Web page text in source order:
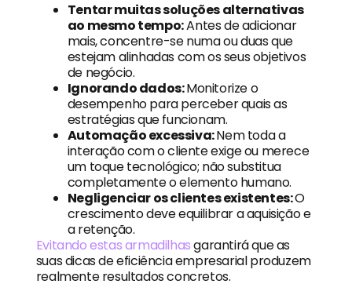
Tentar muitas soluções alternativas
ao mesmo tempo:Antes de adicionar
mais, concentre-se numa ou duas que
estejam alinhadas com os seus objetivos
de negócio.
Ignorando dados:Monitorize o
desempenho para perceber quais as
estratégias que funcionam.
Automação excessiva:Nem toda a
interação com o cliente exige ou merece
um toque tecnológico; não substitua
completamente o elemento humano.
Negligenciar os clientes existentes:O
crescimento deve equilibrar a aquisição e
a retenção.
Evitando estas armadilhasgarantirá que as
suas dicas de eficiência empresarial produzem
realmente resultados concretos.